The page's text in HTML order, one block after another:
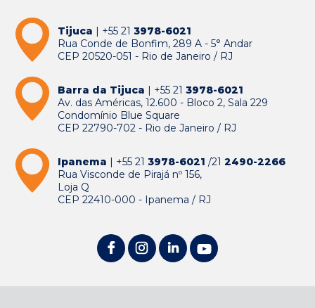
Tijuca | +55 213978-6021
Rua Conde de Bonfim, 289 A - 5° Andar
CEP 20520-051 - Rio de Janeiro / RJ
Barra da Tijuca | +55 213978-6021
Av. das Américas, 12.600 - Bloco 2, Sala 229
Condomínio Blue Square
CEP 22790-702 - Rio de Janeiro / RJ
Ipanema | +55 213978-6021 /212490-2266
Rua Visconde de Pirajá nº 156,
Loja Q
CEP 22410-000 - Ipanema / RJ